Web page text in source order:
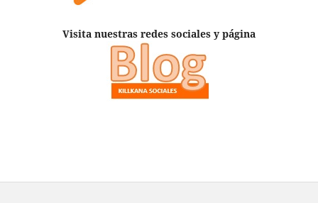
Visita nuestras redes sociales y página